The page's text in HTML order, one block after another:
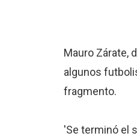
Mauro Zárate,
algunos
fragmento.
'Se terminó el